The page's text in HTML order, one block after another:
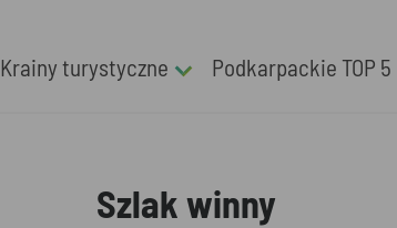
Krainy turystyczne Podkarpackie TOP 5
Szlak winny